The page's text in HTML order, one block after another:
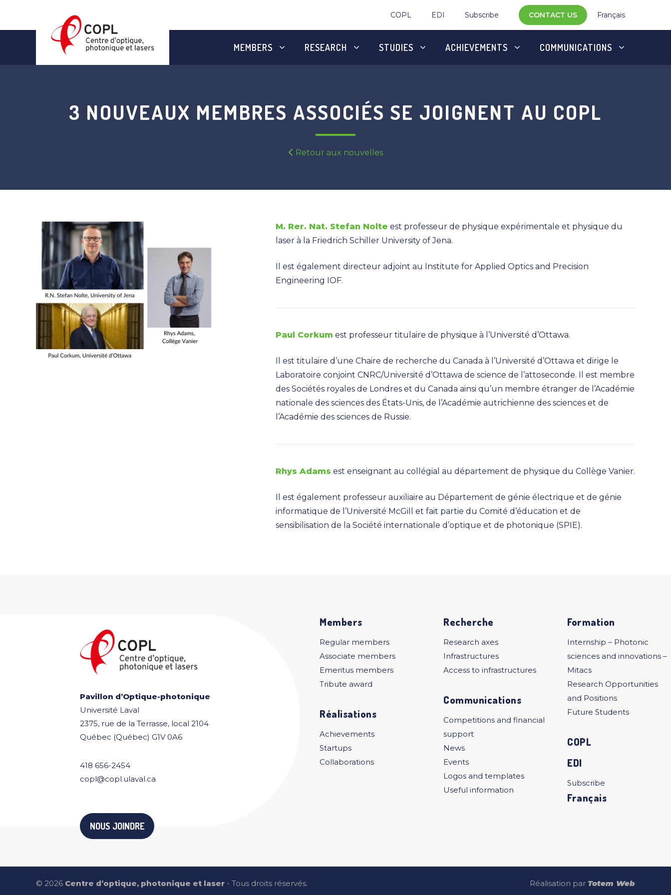
COPL EDI Subscribe CONTACT US Français
MEMBERS RESEARCH STUDIES ACHIEVEMENTS COMMUNICATIONS
3 NOUVEAUX MEMBRES ASSOCIÉS SE JOIGNENT AU COPL
Retour aux nouvelles
M. Rer. Nat. Stefan Nolte est professeur de physique expérimentale et physique du
laser à la Friedrich Schiller University of Jena.
Il est également directeur adjoint au Institute for Applied Optics and Precision
Engineering IOF.
Paul Corkum est professeur titulaire de physique à l’Université d’Ottawa.
Il est titulaire d’une Chaire de recherche du Canada à l’Université d’Ottawa et dirige le
Laboratoire conjoint CNRC/Université d’Ottawa de science de l’attoseconde. Il est membre
des Sociétés royales de Londres et du Canada ainsi qu’un membre étranger de l’Académie
nationale des sciences des États-Unis, de l’Académie autrichienne des sciences et de
l’Académie des sciences de Russie.
Rhys Adams est enseignant au collégial au département de physique du Collège Vanier.
Il est également professeur auxiliaire au Département de génie électrique et de génie
informatique de l’Université McGill et fait partie du Comité d’éducation et de
sensibilisation de la Société internationale d’optique et de photonique (SPIE).
Pavillon d’Optique-photonique
Université Laval
2375, rue de la Terrasse, local 2104
Québec (Québec) G1V 0A6
418 656-2454
copl@copl.ulaval.ca
NOUS JOINDRE
Members
Regular members
Associate members
Emeritus members
Tribute award
Réalisations
Achievements
Startups
Collaborations
Recherche
Research axes
Infrastructures
Access to infrastructures
Communications
Competitions and financial
support
News
Events
Logos and templates
Useful information
Formation
Internship – Photonic
sciences and innovations –
Mitacs
Research Opportunities
and Positions
Future Students
COPL
EDI
Subscribe
Français
Réalisation par Totem Web
© 2026 Centre d’optique, photonique et laser - Tous droits réservés.